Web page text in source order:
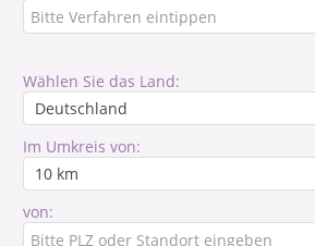
Wählen Sie das Land:
Im Umkreis von:
von: